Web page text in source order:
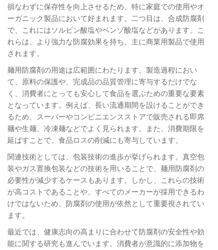
損なわずに保存性を向上させるため、特に家庭での使用やオ
ーガニック製品において好まれます。二つ目は、合成防腐剤
で、これにはソルビン酸塩やベンゾ酸塩などがあります。こ
れらは、より強力な防腐効果を持ち、主に商業用製品で使用
されます。
麺用防腐剤の用途は広範囲にわたります。製造過程におい
て、原料の保護や、完成品の品質管理に寄与するだけでな
く、消費者にとっても安心して食品を選ぶための重要な要素
となっています。例えば、長い流通期間を設けることができ
るため、スーパーやコンビニエンスストアで販売される即席
麺や生麺、冷凍麺などでよく見られます。また、消費期限を
延ばすことで、食品ロスの削減にも寄与しています。
関連技術としては、包装技術の進歩が挙げられます。真空包
装やガス置換包装などの技術を用いることで、麺用防腐剤の
必要性が減少するケースもあります。しかし、これらの技術
が高コストであることや、すべてのメーカーが採用できるわ
けではないため、防腐剤の使用が依然として重要視されてい
ます。
最近では、健康志向の高まりに合わせて防腐剤の安全性や効
能に関する研究も進んでいます。消費者が意識的に添加物を